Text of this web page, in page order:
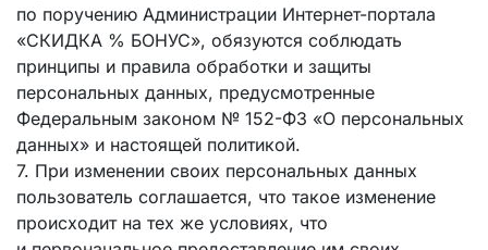
по поручению Администрации Интернет-портала
«СКИДКА % БОНУС», обязуются соблюдать
принципы и правила обработки и защиты
персональных данных, предусмотренные
Федеральным законом № 152-ФЗ «О персональных
данных» и настоящей политикой.
7. При изменении своих персональных данных
пользователь соглашается, что такое изменение
происходит на тех же условиях, что